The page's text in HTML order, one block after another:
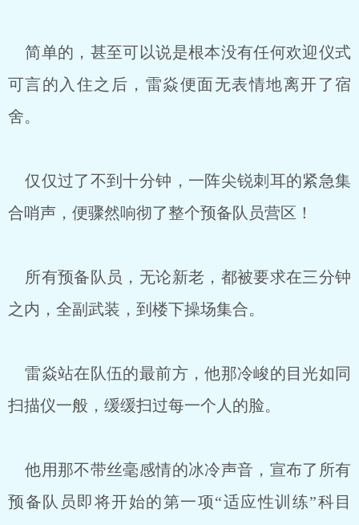
简单的，甚至可以说是根本没有任何欢迎仪式
可言的入住之后，雷焱便面无表情地离开了宿
舍。
仅仅过了不到十分钟，一阵尖锐刺耳的紧急集
合哨声，便骤然响彻了整个预备队员营区！
所有预备队员，无论新老，都被要求在三分钟
之内，全副武装，到楼下操场集合。
雷焱站在队伍的最前方，他那冷峻的目光如同
扫描仪一般，缓缓扫过每一个人的脸。
他用那不带丝毫感情的冰冷声音，宣布了所有
预备队员即将开始的第一项“适应性训练”科目